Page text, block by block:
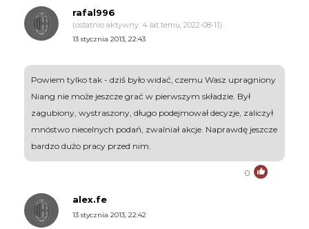
rafal996
(ostatnio aktywny: 4 lat temu, 2022-08-11)
13 stycznia 2013, 22:43
Powiem tylko tak - dziś było widać, czemu Wasz upragniony
Niang nie może jeszcze grać w pierwszym składzie. Był
zagubiony, wystraszony, długo podejmował decyzje, zaliczył
mnóstwo niecelnych podań, zwalniał akcje. Naprawdę jeszcze
bardzo dużo pracy przed nim.
0
alex.fe
13 stycznia 2013, 22:42